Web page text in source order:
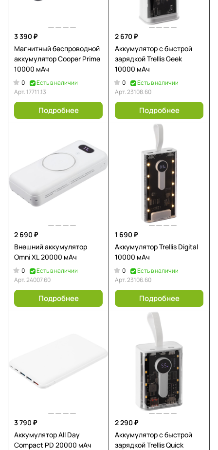
3 390 ₽
Магнитный беспроводной
аккумулятор Cooper Prime
10000 мАч
0
Есть в наличии
Арт. 17711.13
Подробнее
2 670 ₽
Аккумулятор c быстрой
зарядкой Trellis Geek
10000 мАч
0
Есть в наличии
Арт.23108.60
Подробнее
2 690 ₽
Внешний аккумулятор
Omni XL 20000 мАч
0
Есть в наличии
Арт.24007.60
Подробнее
1 690 ₽
Аккумулятор Trellis Digital
10000 мАч
0
Есть в наличии
Арт.23106.60
Подробнее
3 790 ₽
Аккумулятор All Day
Compact PD 20000 мAч
2 290 ₽
Аккумулятор c быстрой
зарядкой Trellis Quick